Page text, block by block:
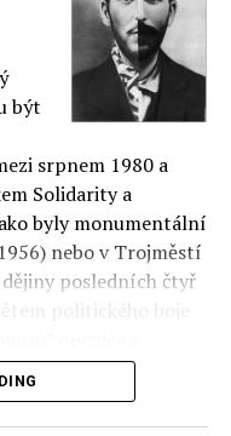
být
srpnem 1980 a
Solidarity a
byly monumentální
nebo v Trojměstí
posledních čtyř
s minulostí”.